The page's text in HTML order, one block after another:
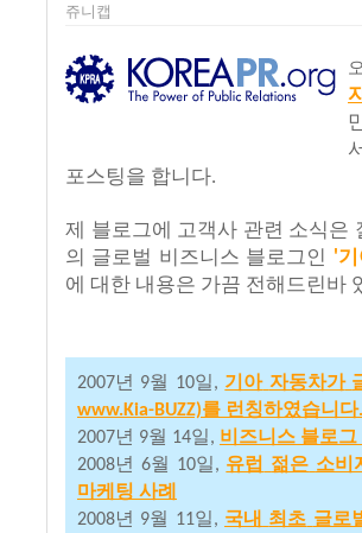
쥬니캡
포스팅을 합니다.
제 블로그에 고객사 관련 소식은
의 글로벌 비즈니스 블로그인 '
에 대한 내용은 가끔 전해드린바
2007년 9월 10일, 기아 자동차가
www.Kia-BUZZ)를 런칭하였습니다.
2007년 9월 14일, 비즈니스 블로그
2008년 6월 10일, 유럽 젊은 소비
마케팅 사례
2008년 9월 11일, 국내 최초 글로